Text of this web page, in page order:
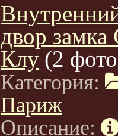
двор замка
Клу (2
Категория:
Париж
Описание: